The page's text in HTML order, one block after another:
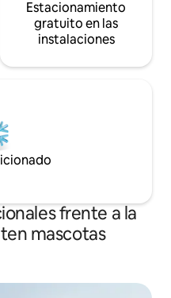
Estacionamiento
gratuito en las
instalaciones
frente a la
mascotas